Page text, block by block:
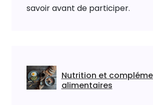
savoir avant de participer.
Nutrition et
alimentaires